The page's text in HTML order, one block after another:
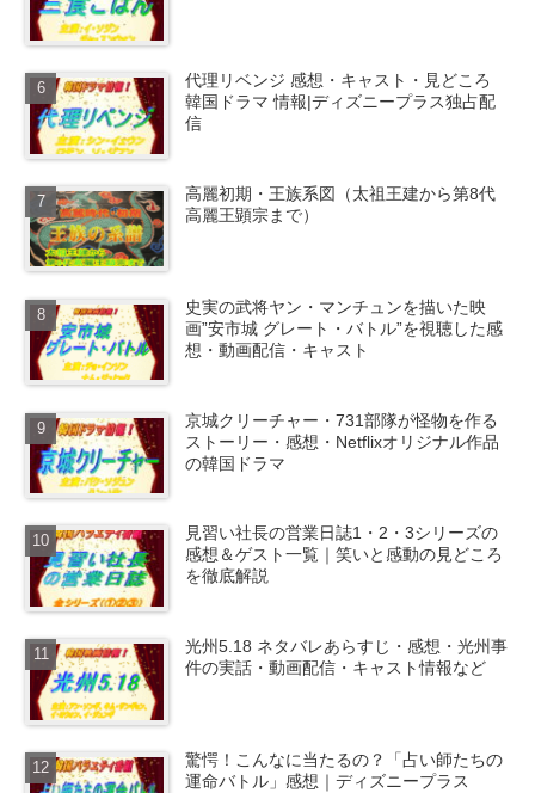
代理リベンジ 感想・キャスト・見どころ
韓国ドラマ 情報|ディズニープラス独占配
信
高麗初期・王族系図（太祖王建から第8代
高麗王顕宗まで）
史実の武将ヤン・マンチュンを描いた映
画”安市城 グレート・バトル”を視聴した感
想・動画配信・キャスト
京城クリーチャー・731部隊が怪物を作る
ストーリー・感想・Netflixオリジナル作品
の韓国ドラマ
見習い社長の営業日誌1・2・3シリーズの
感想＆ゲスト一覧｜笑いと感動の見どころ
を徹底解説
光州5.18 ネタバレあらすじ・感想・光州事
件の実話・動画配信・キャスト情報など
驚愕！こんなに当たるの？「占い師たちの
運命バトル」感想｜ディズニープラス